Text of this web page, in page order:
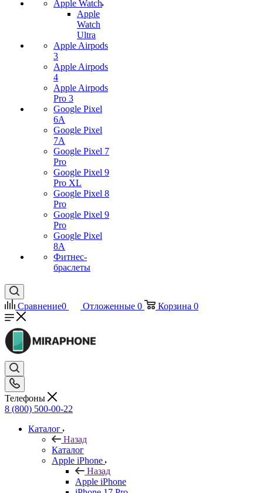
Apple Watch
Apple
Watch
Ultra
Apple Airpods
3
Apple Airpods
4
Apple Airpods
Pro 3
Google Pixel
6A
Google Pixel
7А
Google Pixel 7
Pro
Google Pixel 9
Pro XL
Google Pixel 8
Pro
Google Pixel 9
Pro
Google Pixel
8A
Фитнес-
браслеты
Сравнение0 Отложенные 0 Корзина 0
Телефоны
8 (800) 500-00-22
Каталог
Назад
Каталог
Apple iPhone
Назад
Apple iPhone